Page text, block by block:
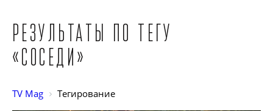
Результаты по тегу
«Соседи»
TV Mag Тегирование